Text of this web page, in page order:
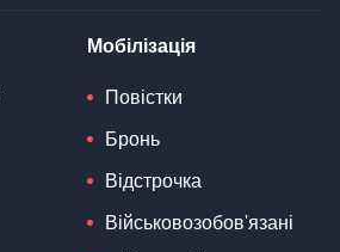
Мобілізація
Повістки
Бронь
Відстрочка
Військовозобов'язані